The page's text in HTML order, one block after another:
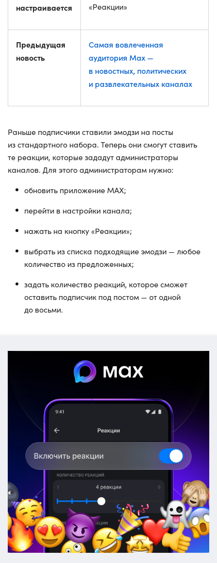
настраивается
«Реакции»
Предыдущая
новость
Самая вовлеченная
аудитория Max —
в новостных, политических
и развлекательных каналах
Раньше подписчики ставили эмодзи на посты
из стандартного набора. Теперь они смогут ставить
те реакции, которые зададут администраторы
каналов. Для этого администраторам нужно:
обновить приложение МАХ;
перейти в настройки канала;
нажать на кнопку «Реакции»;
выбрать из списка подходящие эмодзи — любое
количество из предложенных;
задать количество реакций, которое сможет
оставить подписчик под постом — от одной
до восьми.